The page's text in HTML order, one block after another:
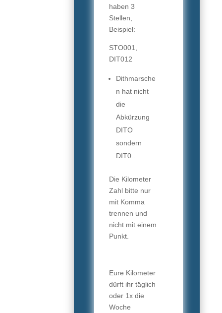
haben 3
Stellen,
Beispiel:
STO001,
DIT012
Dithmarsche
n hat nicht
die
Abkürzung
DITO
sondern
DIT0..
Die Kilometer
Zahl bitte nur
mit Komma
trennen und
nicht mit einem
Punkt.
Eure Kilometer
dürft ihr täglich
oder 1x die
Woche